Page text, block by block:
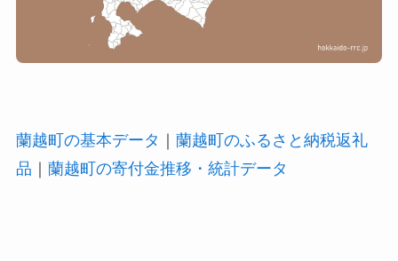
蘭越町の基本データ
蘭越町のふるさと納税返礼
品
蘭越町の寄付金推移・統計データ